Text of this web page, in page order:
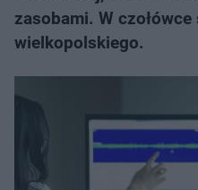
zasobami. W
wielkopolskiego.